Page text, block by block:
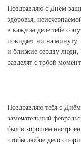
Поздравляю с Днём
здоровья,
в каждом деле тебе
покидает ни на
и близкие сердцу
разделят с тобой
Поздравляю тебя с
замечательный
был в хорошем
чтобы любое дело